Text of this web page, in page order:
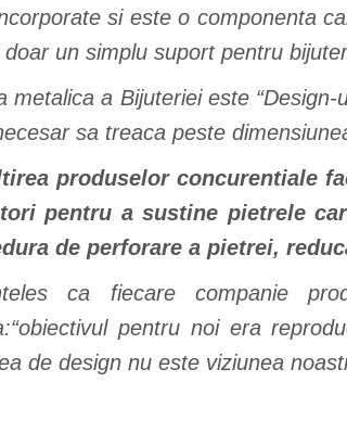
si este o componenta
un simplu suport pentru
metalica a Bijuteriei este
sa treaca peste
produselor concurentiale
pentru a sustine pietrele
de perforare a pietrei,
ca fiecare companie
pentru noi era
de design nu este viziunea